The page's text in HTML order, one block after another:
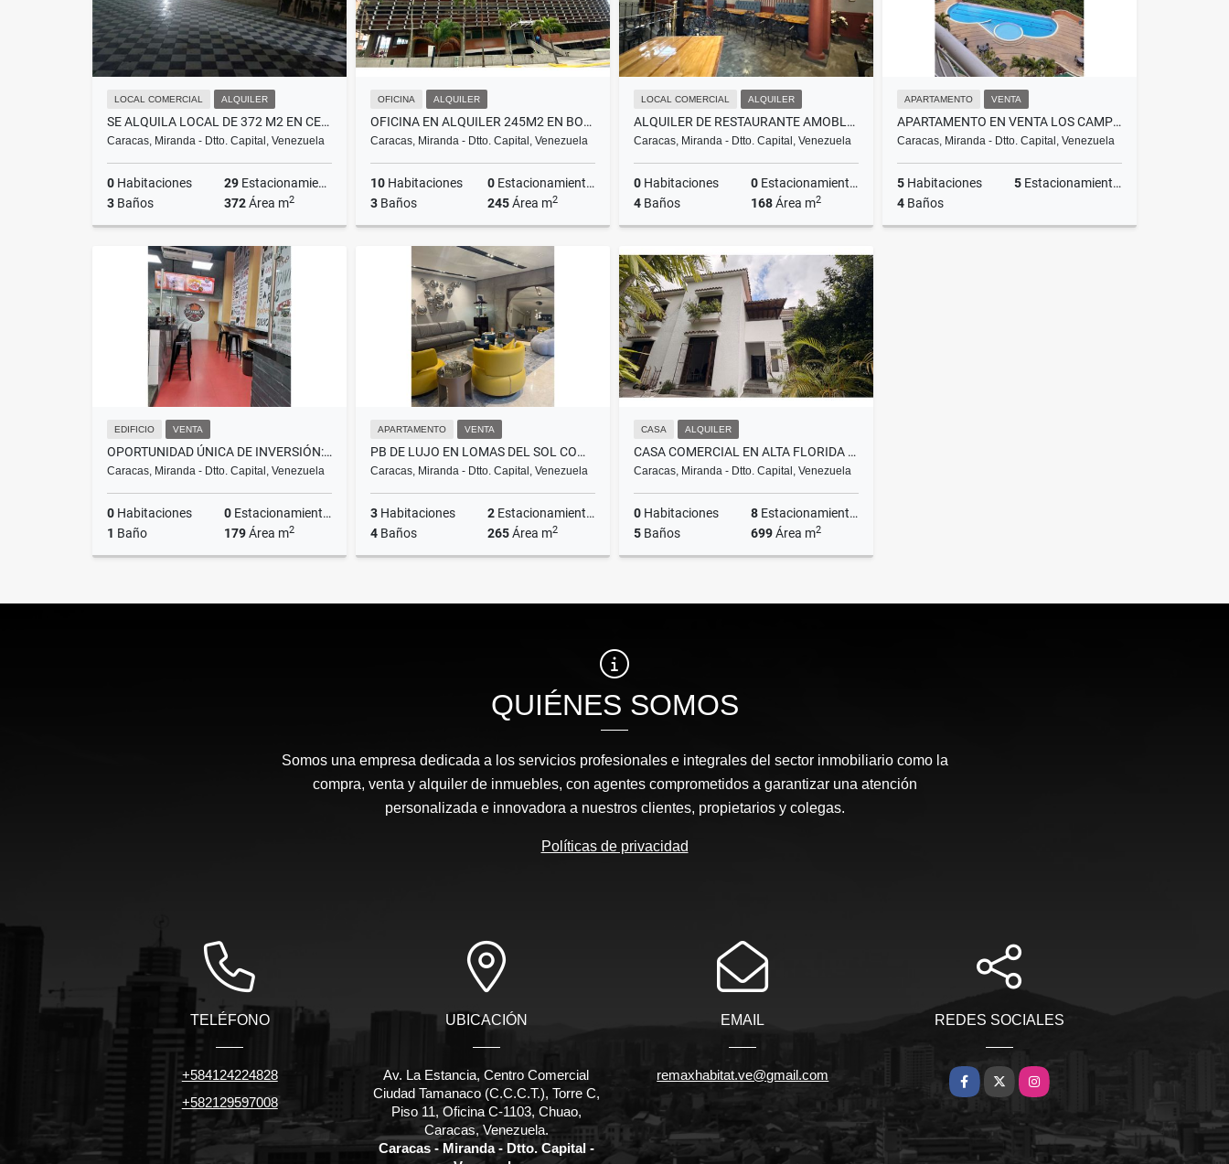
LOCAL COMERCIAL ALQUILER
SE ALQUILA LOCAL DE 372 M2 EN CENTRO COMERCIAL LOS CHAGUARAMOS
Caracas, Miranda - Dtto. Capital, Venezuela
0 Habitaciones 29 Estacionamientos
3 Baños 372Área m2
Alquiler
US$3,800
OFICINA ALQUILER
OFICINA EN ALQUILER 245M2 EN BOLEITA NORTE
Caracas, Miranda - Dtto. Capital, Venezuela
10 Habitaciones 0 Estacionamientos
3 Baños 245Área m2
US$2,000
LOCAL COMERCIAL ALQUILER
ALQUILER DE RESTAURANTE AMOBLADO EN PLAZA EL HATILLO NEG
Caracas, Miranda - Dtto. Capital, Venezuela
0 Habitaciones 0 Estacionamientos
4 Baños 168Área m2
Alquiler
US$3,500
APARTAMENTO VENTA
APARTAMENTO EN VENTA LOS CAMPITOS 320MTS
Caracas, Miranda - Dtto. Capital, Venezuela
5 Habitaciones 5 Estacionamientos
4 Baños
EDIFICIO VENTA
OPORTUNIDAD ÚNICA DE INVERSIÓN: EDIFICACIÓN COMERCIAL DE TRADICIÓN FAM
Caracas, Miranda - Dtto. Capital, Venezuela
0 Habitaciones 0 Estacionamientos
1 Baño 179Área m2
US$320,000
APARTAMENTO VENTA
PB DE LUJO EN LOMAS DEL SOL COMPLETAMENTE AMOBLADA
Caracas, Miranda - Dtto. Capital, Venezuela
3 Habitaciones 2 Estacionamientos
4 Baños 265Área m2
US$550,000
CASA ALQUILER
CASA COMERCIAL EN ALTA FLORIDA 699M2 CONSTRUCCIÓN 933M2 DE TRRNO
Caracas, Miranda - Dtto. Capital, Venezuela
0 Habitaciones 8 Estacionamientos
5 Baños 699Área m2
US$5,500
QUIÉNES SOMOS
Somos una empresa dedicada a los servicios profesionales e integrales del sector inmobiliario como la
compra, venta y alquiler de inmuebles, con agentes comprometidos a garantizar una atención
personalizada e innovadora a nuestros clientes, propietarios y colegas.
Políticas de privacidad
TELÉFONO
+584124224828
+582129597008
UBICACIÓN
Av. La Estancia, Centro Comercial
Ciudad Tamanaco (C.C.C.T.), Torre C,
Piso 11, Oficina C-1103, Chuao,
Caracas, Venezuela.
Caracas - Miranda - Dtto. Capital -
EMAIL
remaxhabitat.ve@gmail.com
REDES SOCIALES
Facebook
X Instagram